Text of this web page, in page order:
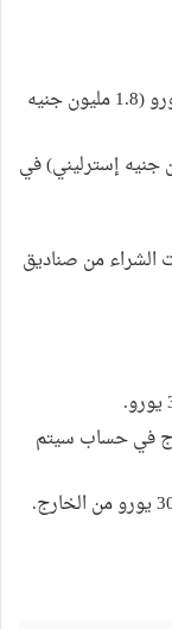
الاستثمار العقاري بما لا يقل عن 2 مليون يورو (1.8 مليون جنيه
يورو على الأقل (1.8 مليون جنيه إسترليني) في
الشراء من صناديق
يورو من الخارج في حساب سيتم